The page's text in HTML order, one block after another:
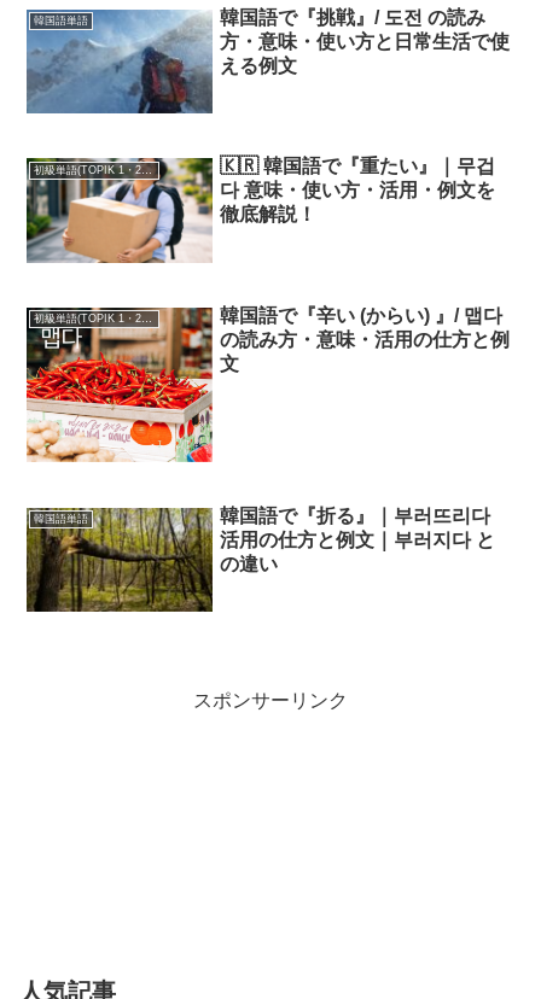
韓国語単語
韓国語で『挑戦』/ 도전 の読み
方・意味・使い方と日常生活で使
える例文
初級単語(TOPIK 1・2級)
🇰🇷 韓国語で『重たい』｜무겁
다 意味・使い方・活用・例文を
徹底解説！
初級単語(TOPIK 1・2級)
韓国語で『辛い (からい) 』/ 맵다
の読み方・意味・活用の仕方と例
文
韓国語単語
韓国語で『折る』｜부러뜨리다
活用の仕方と例文｜부러지다 と
の違い
スポンサーリンク
人気記事